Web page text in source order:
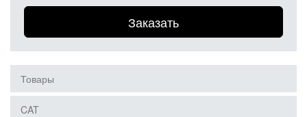
Заказать
Товары
CAT